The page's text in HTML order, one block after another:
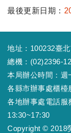
最後更新日期：
地址：100232臺
總機：(02)2396-
本局辦公時間：週
各縣市辦事處櫃檯
各地辦事處電話服
13:30~17:30
Copyright © 2018